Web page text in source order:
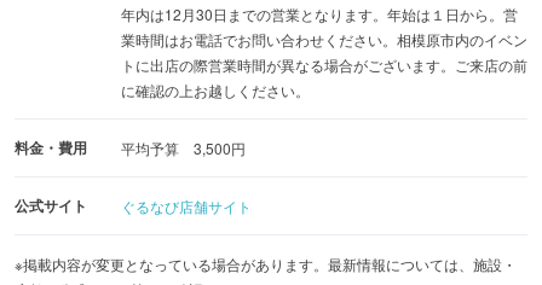
年内は12月30日までの営業となります。年始は１日から。営
業時間はお電話でお問い合わせください。相模原市内のイベン
トに出店の際営業時間が異なる場合がございます。ご来店の前
に確認の上お越しください。
料金・費用 平均予算 3,500円
公式サイト ぐるなび店舗サイト
※掲載内容が変更となっている場合があります。最新情報については、施設・